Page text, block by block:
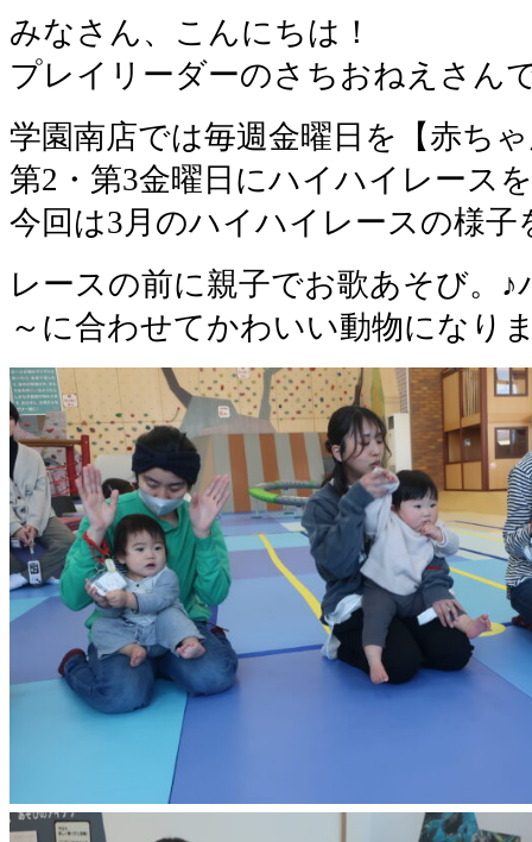
みなさん、こんにちは！
プレイリーダーのさちおねえさん
学園南店では毎週金曜日を【赤ち
第2・第3金曜日にハイハイレース
今回は3月のハイハイレースの様子
レースの前に親子でお歌あそび。
～に合わせてかわいい動物になり